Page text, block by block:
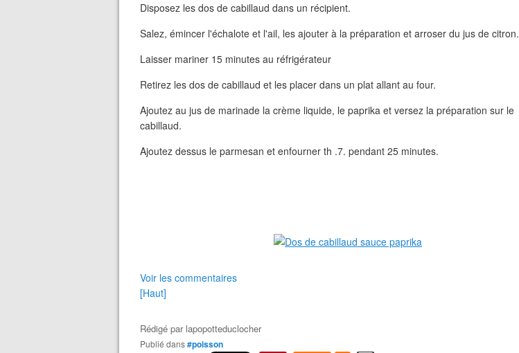
Disposez les dos de cabillaud dans un récipient.
Salez, émincer l'échalote et l'ail, les ajouter à la préparation et arroser du jus de citron.
Laisser mariner 15 minutes au réfrigérateur
Retirez les dos de cabillaud et les placer dans un plat allant au four.
Ajoutez au jus de marinade la crème liquide, le paprika et versez la préparation sur le
cabillaud.
Ajoutez dessus le parmesan et enfourner th .7. pendant 25 minutes.
Voir les commentaires
[Haut]
Rédigé par lapopotteduclocher
Publié dans#poisson